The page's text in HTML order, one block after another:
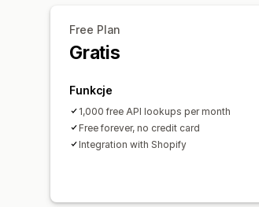
Free Plan
Gratis
Funkcje
1,000 free API lookups per month
Free forever, no credit card
Integration with Shopify